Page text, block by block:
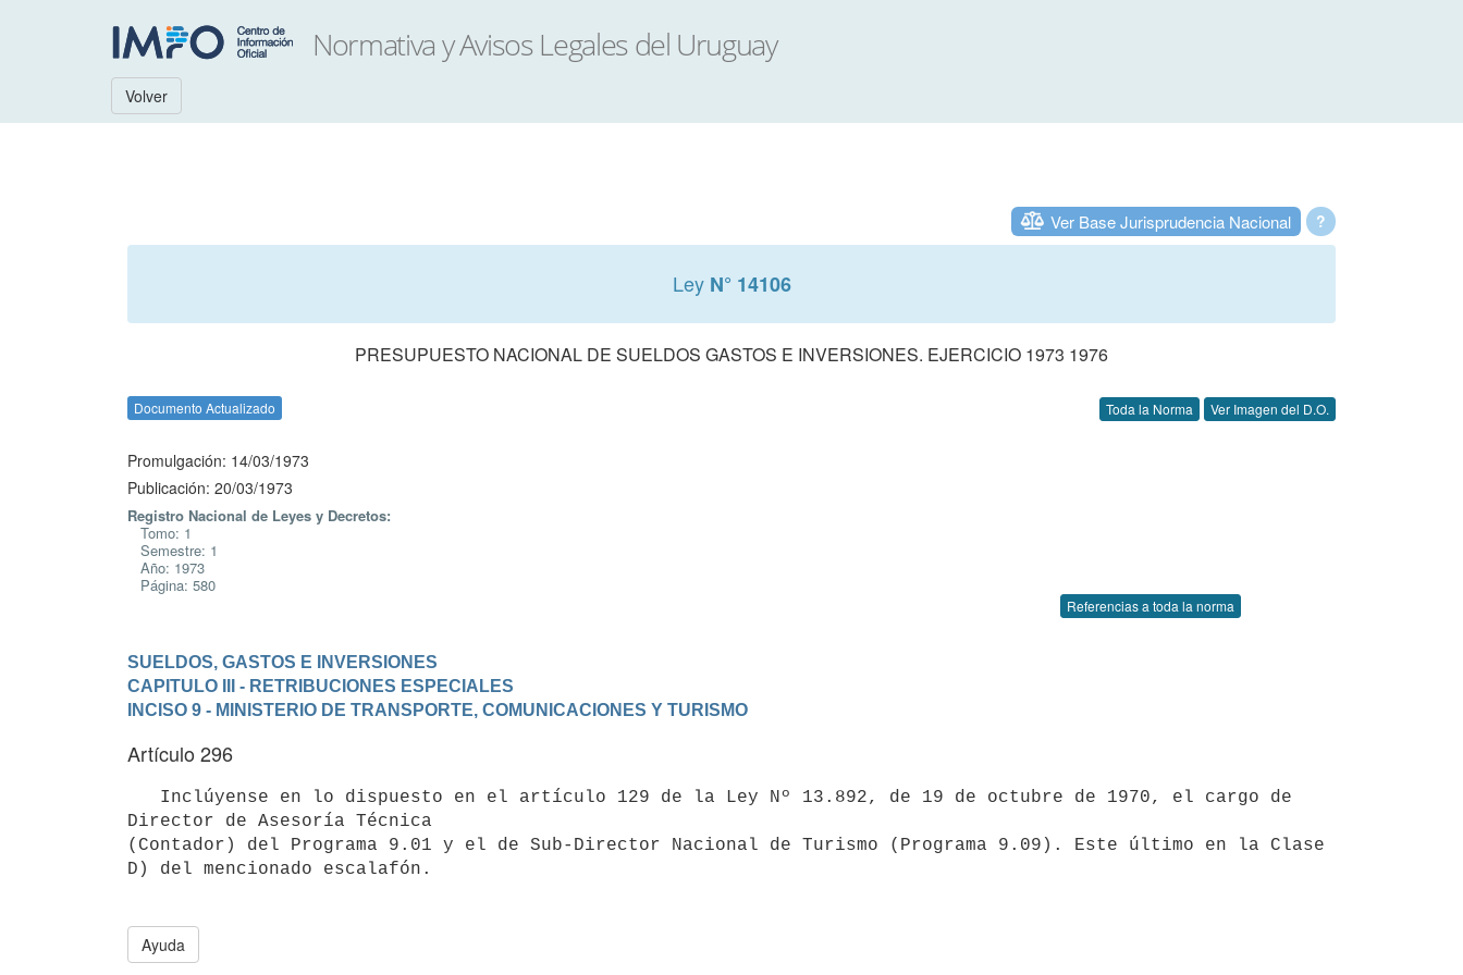
Volver
?
Ver Base Jurisprudencia Nacional
Ley N° 14106
PRESUPUESTO NACIONAL DE SUELDOS GASTOS E INVERSIONES. EJERCICIO 1973 1976
Documento Actualizado Toda la Norma Ver Imagen del D.O.
Promulgación: 14/03/1973
Publicación: 20/03/1973
Registro Nacional de Leyes y Decretos:
Tomo: 1
Semestre: 1
Año: 1973
Página: 580
Referencias a toda la norma
SUELDOS, GASTOS E INVERSIONES
CAPITULO III - RETRIBUCIONES ESPECIALES
INCISO 9 - MINISTERIO DE TRANSPORTE, COMUNICACIONES Y TURISMO
Artículo 296
Director de Asesoría Técnica
(Contador) del Programa 9.01 y el de Sub-Director Nacional de Turismo (Programa 9.09). Este último en la Clase
D) del mencionado escalafón.
Ayuda